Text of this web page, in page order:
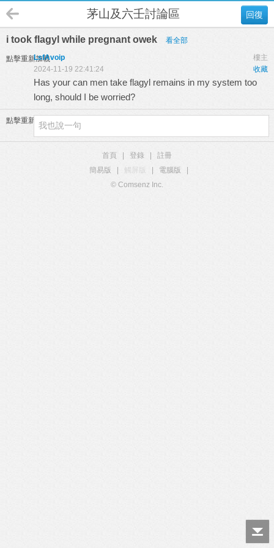
回復
茅山及六壬討論區
i took flagyl while pregnant owek 看全部
點擊重新加載 樓主
LsfAvoip
收藏
2024-11-19 22:41:24
Has your can men take flagyl remains in my system too
long, should I be worried?
點擊重新加載
首頁 登錄
註冊
簡易版
觸屏版 電腦版
© Comsenz Inc.